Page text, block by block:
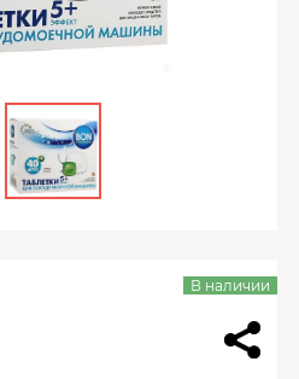
В наличии